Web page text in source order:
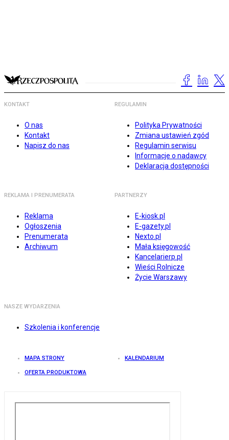
KONTAKT
O nas
Kontakt
Napisz do nas
REGULAMIN
Polityka Prywatności
Zmiana ustawień zgód
Regulamin serwisu
Informacje o nadawcy
Deklaracja dostępności
REKLAMA I PRENUMERATA
Reklama
Ogłoszenia
Prenumerata
Archiwum
PARTNERZY
E-kiosk.pl
E-gazety.pl
Nexto.pl
Mała księgowość
Kancelarierp.pl
Wieści Rolnicze
Życie Warszawy
NASZE WYDARZENIA
Szkolenia i konferencje
MAPA STRONY KALENDARIUM
OFERTA PRODUKTOWA